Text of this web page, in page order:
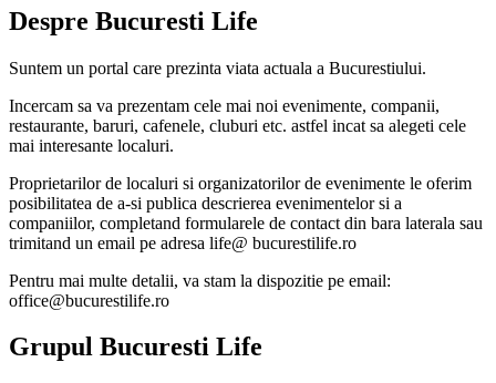
Despre Bucuresti Life
Suntem un portal care prezinta viata actuala a Bucurestiului.
Incercam sa va prezentam cele mai noi evenimente, companii,
restaurante, baruri, cafenele, cluburi etc. astfel incat sa alegeti cele
mai interesante localuri.
Proprietarilor de localuri si organizatorilor de evenimente le oferim
posibilitatea de a-si publica descrierea evenimentelor si a
companiilor, completand formularele de contact din bara laterala sau
trimitand un email pe adresa life@ bucurestilife.ro
Pentru mai multe detalii, va stam la dispozitie pe email:
office@bucurestilife.ro
Grupul Bucuresti Life